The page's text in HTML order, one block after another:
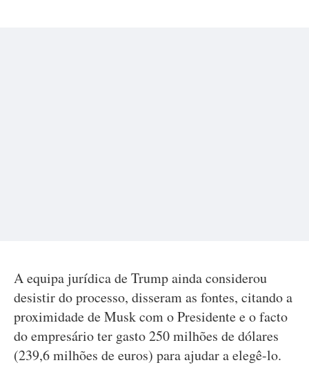
A equipa jurídica de Trump ainda considerou
desistir do processo, disseram as fontes, citando a
proximidade de Musk com o Presidente e o facto
do empresário ter gasto 250 milhões de dólares
(239,6 milhões de euros) para ajudar a elegê-lo.